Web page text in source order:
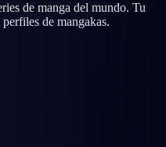
de manga del mundo. Tu
de mangakas.